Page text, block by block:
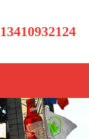
13410932124